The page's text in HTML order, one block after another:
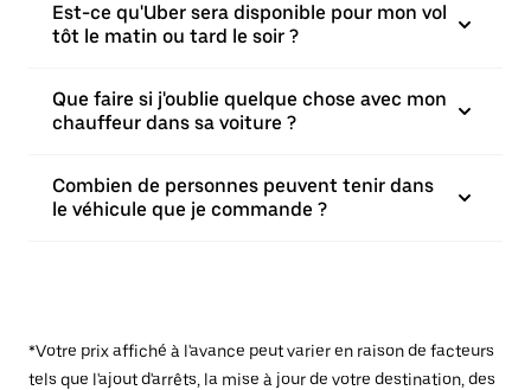
Est-ce qu'Uber sera disponible pour mon vol
tôt le matin ou tard le soir ?
Que faire si j'oublie quelque chose avec mon
chauffeur dans sa voiture ?
Combien de personnes peuvent tenir dans
le véhicule que je commande ?
*Votre prix affiché à l'avance peut varier en raison de facteurs
tels que l'ajout d'arrêts, la mise à jour de votre destination, des